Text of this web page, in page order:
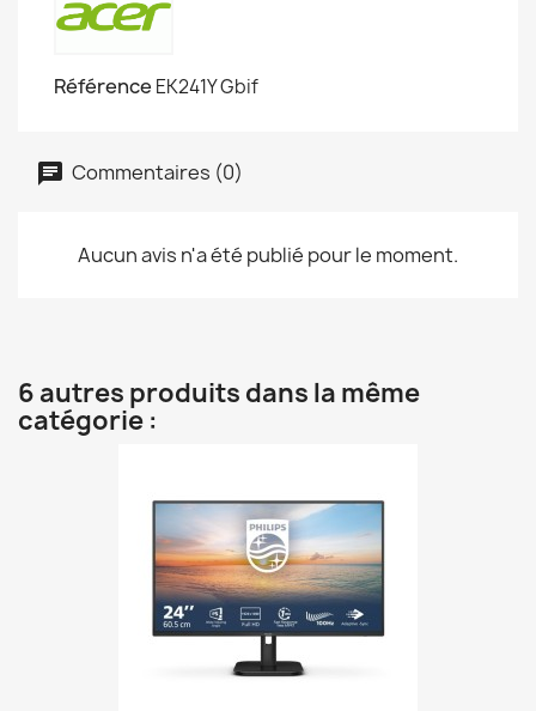
Référence EK241Y Gbif
Commentaires (0)
Aucun avis n'a été publié pour le moment.
6 autres produits dans la même
catégorie :